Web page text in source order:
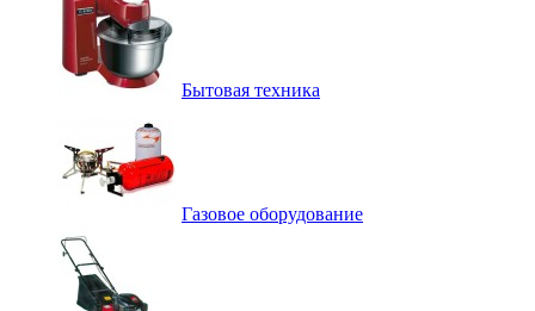
Бытовая техника
Газовое оборудование